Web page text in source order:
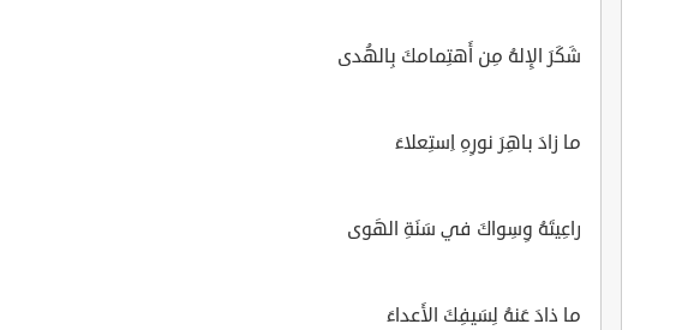
شَكَرَ الإِلهُ مِن أَهتِمامكَ بِالهُدى
ما زادَ باهِرَ نورِهِ اِستِعلاءَ
راعِيتَهُ وِسِواكَ في سَنَةِ الهَوى
ما ذادَ عَنهُ لِسَيفِكَ الأَعداءَ